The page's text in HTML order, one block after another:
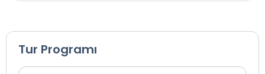
Tur Programı